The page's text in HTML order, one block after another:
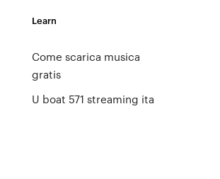
Learn
Come scarica musica
gratis
U boat 571 streaming ita